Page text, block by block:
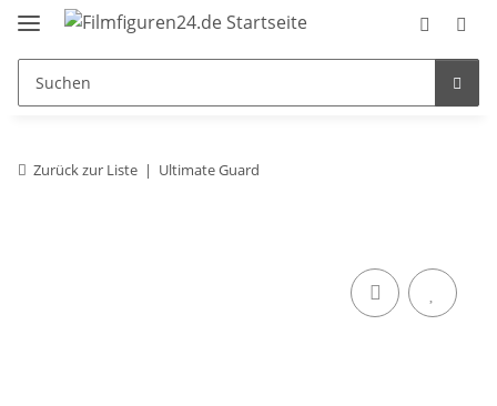
Zurück zur Liste Ultimate Guard